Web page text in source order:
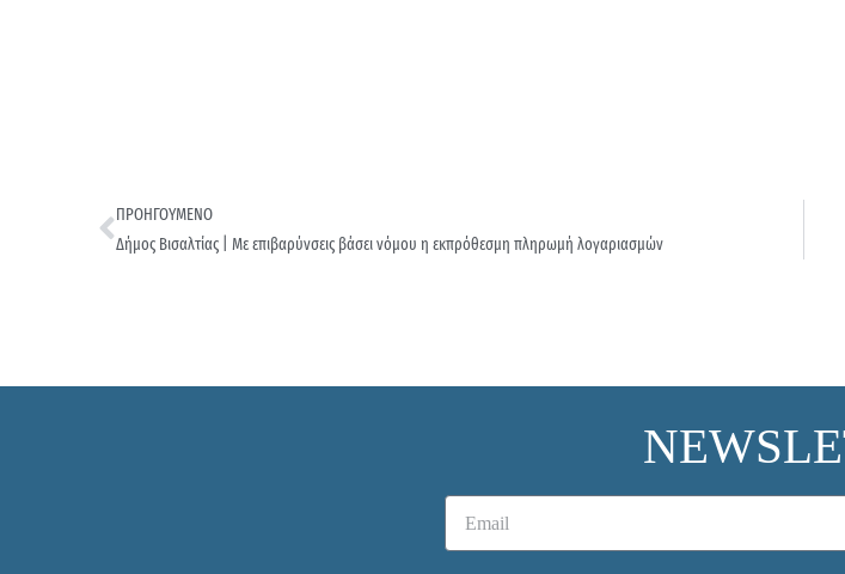
ΠΡΟΗΓΟΥΜΕΝΟ
Δήμος Βισαλτίας | Με επιβαρύνσεις βάσει νόμου η εκπρόθεσμη πληρωμή λογαριασμών